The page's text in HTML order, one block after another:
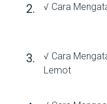
√ Cara
√ Cara
Lemot